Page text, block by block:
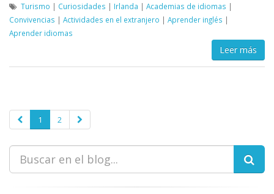
Turismo | Curiosidades | Irlanda | Academias de idiomas |
Convivencias | Actividades en el extranjero | Aprender inglés |
Aprender idiomas
Leer más
1 2